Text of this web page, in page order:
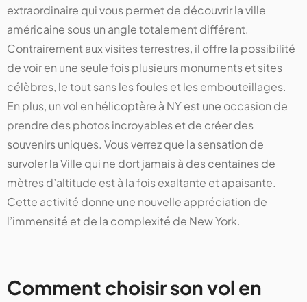
extraordinaire qui vous permet de découvrir la ville
américaine sous un angle totalement différent.
Contrairement aux visites terrestres, il offre la possibilité
de voir en une seule fois plusieurs monuments et sites
célèbres, le tout sans les foules et les embouteillages.
En plus, un vol en hélicoptère à NY est une occasion de
prendre des photos incroyables et de créer des
souvenirs uniques. Vous verrez que la sensation de
survoler la Ville qui ne dort jamais à des centaines de
mètres d’altitude est à la fois exaltante et apaisante.
Cette activité donne une nouvelle appréciation de
l’immensité et de la complexité de New York.
Comment choisir son vol en